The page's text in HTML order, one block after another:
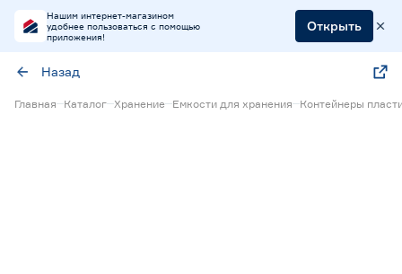
Нашим интернет-магазином
удобнее пользоваться с помощью
приложения!
Открыть
Назад
Главная Каталог Хранение Емкости для хранения Контейнеры